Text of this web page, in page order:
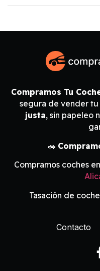
Compramos Tu
segura de vender tu
justa, sin papeleo
🚗
Compramos coches en
Tasación de
Contacto